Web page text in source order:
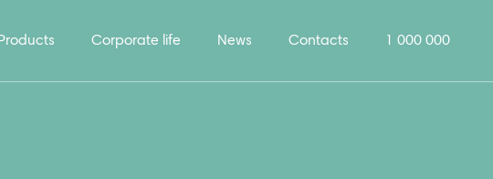
Products Corporate life News Contacts 1 000 000